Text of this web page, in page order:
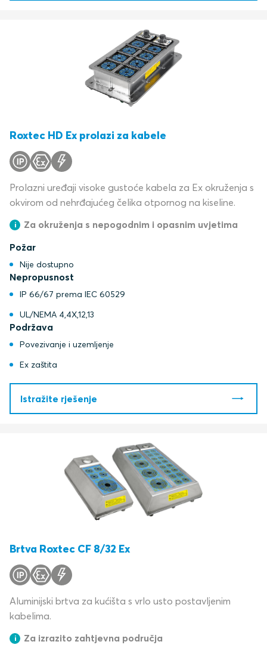
Roxtec HD Ex prolazi za kabele
Prolazni uređaji visoke gustoće kabela za Ex okruženja s
okvirom od nehrđajućeg čelika otpornog na kiseline.
Za okruženja s nepogodnim i opasnim uvjetima
Požar
Nije dostupno
Nepropusnost
IP 66/67 prema IEC 60529
UL/NEMA 4,4X,12,13
Podržava
Povezivanje i uzemljenje
Ex zaštita
Istražite rješenje
Brtva Roxtec CF 8/32 Ex
Aluminijski brtva za kućišta s vrlo usto postavljenim
kabelima.
Za izrazito zahtjevna područja